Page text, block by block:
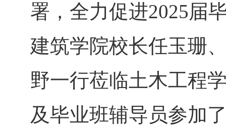
署，全力促进2025届
建筑学院校长任玉珊
野一行莅临土木工程
及毕业班辅导员参加